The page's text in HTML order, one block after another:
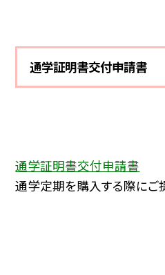
通学証明書交付申請書
通学証明書交付申請書
通学定期を購入する際にご